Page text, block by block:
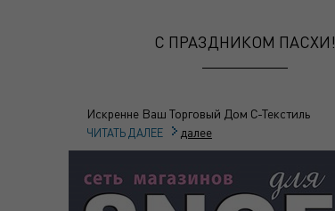
С ПРАЗДНИКОМ ПАСХИ!
Искренне Ваш Торговый Дом С-Текстиль
ЧИТАТЬ ДАЛЕЕ далее